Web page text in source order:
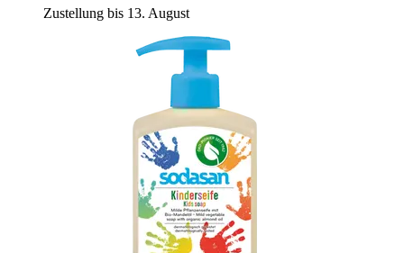
Zustellung bis 13. August